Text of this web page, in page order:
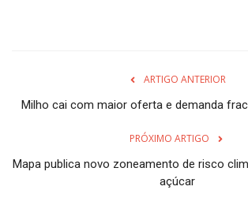
ARTIGO ANTERIOR
Milho cai com maior oferta e demanda
PRÓXIMO ARTIGO
Mapa publica novo zoneamento de risco
açúcar